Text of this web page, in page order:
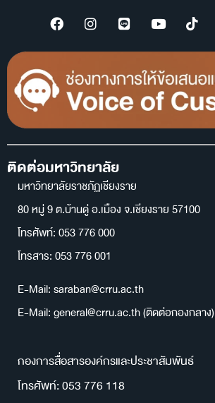
ติดต่อมหาวิทยาลัย
มหาวิทยาลัยราชภัฏเชียงราย
80 หมู่ 9 ต.บ้านดู่ อ.เมือง จ.เชียงราย 57100
โทรศัพท์: 053 776 000
โทรสาร: 053 776 001
E-Mail: saraban@crru.ac.th
E-Mail: general@crru.ac.th (ติดต่อกองกลาง)
กองการสื่อสารองค์กรและประชาสัมพันธ์
โทรศัพท์: 053 776 118